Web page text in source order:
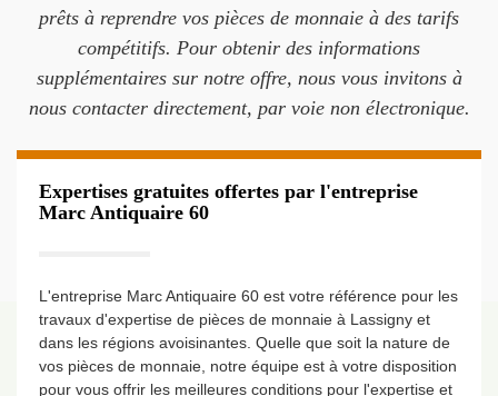
prêts à reprendre vos pièces de monnaie à des tarifs
compétitifs. Pour obtenir des informations
supplémentaires sur notre offre, nous vous invitons à
nous contacter directement, par voie non électronique.
Expertises gratuites offertes par l'entreprise
Marc Antiquaire 60
L'entreprise Marc Antiquaire 60 est votre référence pour les
travaux d'expertise de pièces de monnaie à Lassigny et
dans les régions avoisinantes. Quelle que soit la nature de
vos pièces de monnaie, notre équipe est à votre disposition
pour vous offrir les meilleures conditions pour l'expertise et